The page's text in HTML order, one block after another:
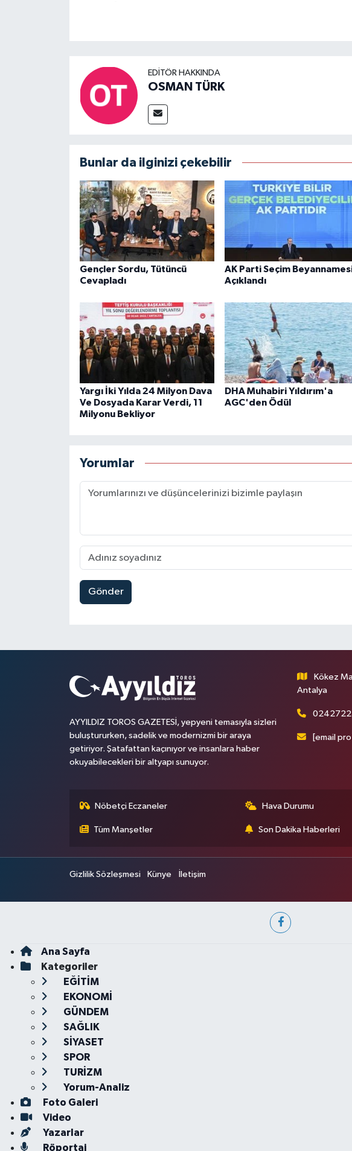
EDITÖR HAKKINDA
OSMAN TÜRK
Bunlar da ilginizi çekebilir
Gençler Sordu, Tütüncü
Cevapladı
AK Parti Seçim
Açıklandı
Yargı İki Yılda 24 Milyon Dava
Ve Dosyada Karar Verdi, 11
Milyonu Bekliyor
DHA Muhabiri Yıldırım'a
AGC'den Ödül
Yorumlar
Gönder
AYYILDIZ TOROS GAZETESİ, yepyeni temasıyla sizleri
buluştururken, sadelik ve modernizmi bir araya
getiriyor. Şatafattan kaçınıyor ve insanlara haber
okuyabilecekleri bir altyapı sunuyor.
Kökez
Antalya
[email
Nöbetçi Eczaneler Hava Durumu
Tüm Manşetler Son Dakika Haberleri
Gizlilik Sözleşmesi Künye İletişim
Ana Sayfa
Kategoriler
EĞİTİM
EKONOMİ
GÜNDEM
SAĞLIK
SİYASET
SPOR
TURİZM
Yorum-Analiz
Foto Galeri
Video
Yazarlar
Röportaj